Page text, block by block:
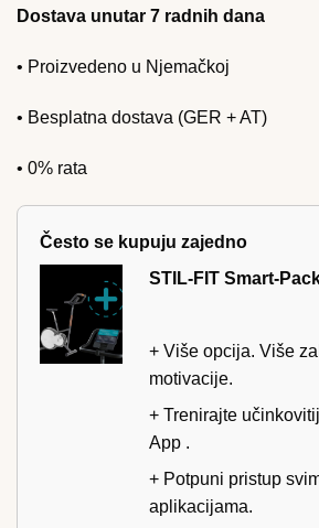
Dostava unutar 7 radnih dana
• Proizvedeno u Njemačkoj
• Besplatna dostava (GER + AT)
• 0% rata
Često se kupuju zajedno
STIL-FIT Smart-
+ Više opcija. Više
motivacije.
+ Trenirajte
App .
+ Potpuni pristup
aplikacijama.